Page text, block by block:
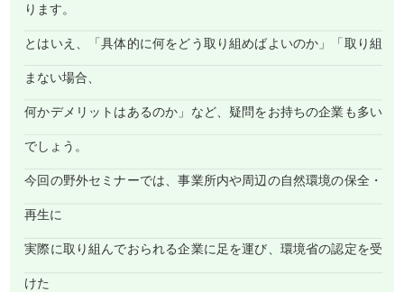
ります。
とはいえ、「具体的に何をどう取り組めばよいのか」「取り組
まない場合、
何かデメリットはあるのか」など、疑問をお持ちの企業も多い
でしょう。
今回の野外セミナーでは、事業所内や周辺の自然環境の保全・
再生に
実際に取り組んでおられる企業に足を運び、環境省の認定を受
けた